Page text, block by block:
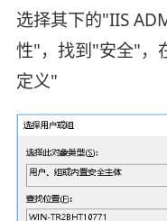
选择其下的"IIS
性"，找到"安全"，
定义"